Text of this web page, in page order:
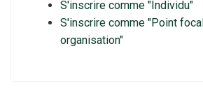
S'inscrire comme "Individu"
S'inscrire comme "Point
organisation"